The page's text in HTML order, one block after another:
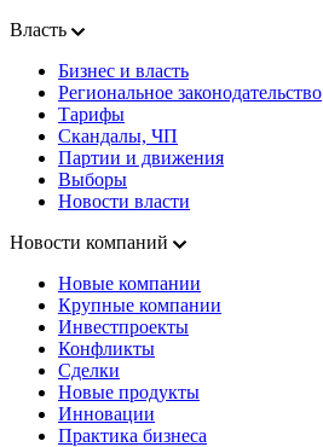
Власть
Бизнес и власть
Региональное законодательство
Тарифы
Скандалы, ЧП
Партии и движения
Выборы
Новости власти
Новости компаний
Новые компании
Крупные компании
Инвестпроекты
Конфликты
Сделки
Новые продукты
Инновации
Практика бизнеса